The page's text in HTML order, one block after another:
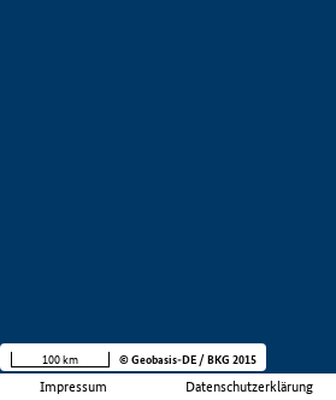
Impressum Datenschutzerklärung
100 km © Geobasis-DE / BKG 2015